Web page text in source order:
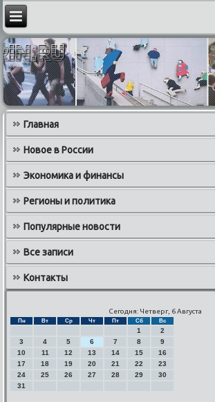
Главная
Новое в России
Экономика и финансы
Регионы и политика
Популярные новости
Все записи
Контакты
Сегодня: Четверг, 6 Августа
Пн Вт Ср Чт Пт Сб Вс
1
2
3
4 5 6 7 8
9
10
11 12 13 14 15
16
17
18 19 20 21 22
23
24
25 26 27 28 29
30
31